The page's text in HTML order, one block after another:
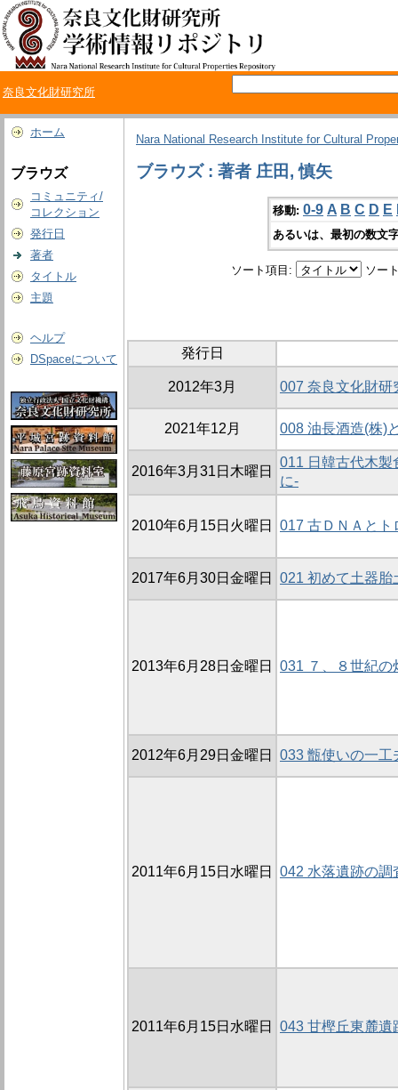
奈良文化財研究所
ホーム
ブラウズ
コミュニティ/
コレクション
発行日
著者
タイトル
主題
ヘルプ
DSpaceについて
Nara National Research Institute for Cultural
ブラウズ : 著者 庄田, 慎矢
移動: 0-9 A B C D E
あるいは、最初の数文
ソート項目: ソー
発行日
2012年3月 007 奈良文化財研
2021年12月 008 油長酒造(株)
2016年3月31日木曜日
011 日韓古代木製
に-
2010年6月15日火曜日 017 古ＤＮＡとト
2017年6月30日金曜日 021 初めて土器胎
2013年6月28日金曜日 031 ７、８世紀の
2012年6月29日金曜日 033 甑使いの一
2011年6月15日水曜日 042 水落遺跡の調
2011年6月15日水曜日 043 甘樫丘東麓遺